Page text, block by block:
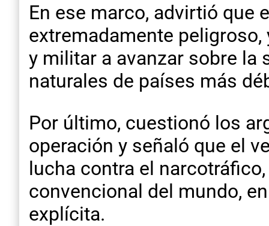
En ese marco, advirtió que
extremadamente
y militar a avanzar sobre la
naturales de países más
Por último, cuestionó los
operación y señaló que el
lucha contra el
convencional del mundo,
explícita.